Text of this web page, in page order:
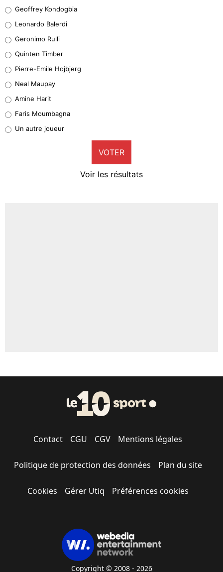
38%
32%
5%
1%
9%
Geoffrey Kondogbia
Leonardo Balerdi
Geronimo Rulli
Quinten Timber
Pierre-Emile Hojbjerg
Neal Maupay
Amine Harit
Faris Moumbagna
Un autre joueur
VOTER
Voir les résultats
Contact CGU CGV Mentions légales
Politique de protection des données Plan du site
Cookies Gérer Utiq Préférences cookies
Copyright © 2008 - 2026